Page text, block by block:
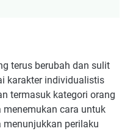
terus berubah dan sulit
karakter individualistis
termasuk kategori orang
cara untuk
menunjukkan perilaku